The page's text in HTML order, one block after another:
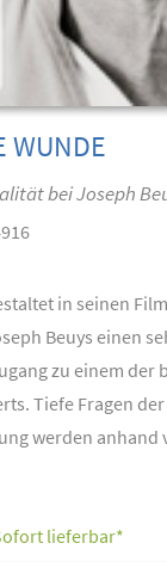
WUNDE
bei Joseph
in seinen
Beuys einen
zu einem der
Tiefe Fragen
werden anhand
lieferbar*